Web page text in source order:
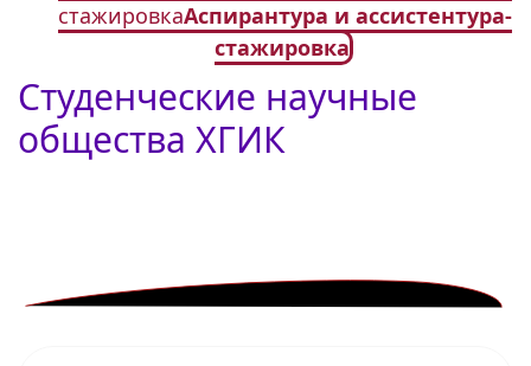
стажировкаАспирантура и ассистентура-
стажировка
Студенческие научные
общества ХГИК